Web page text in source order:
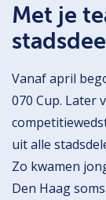
Met je
Vanaf april
070 Cup. Later
uit alle
Zo kwamen
Den Haag